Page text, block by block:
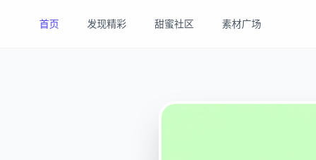
首页 发现精彩 甜蜜社区 素材广场